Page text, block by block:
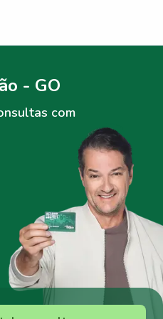
- GO
com